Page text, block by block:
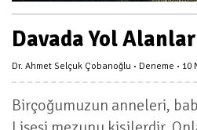
Davada Yol Alanlar
Dr. Ahmet Selçuk Çobanoğlu Deneme 10
Birçoğumuzun anneleri,